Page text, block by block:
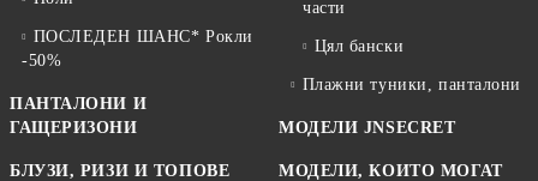
ПОСЛЕДЕН ШАНС* Рокли
-50%
ПАНТАЛОНИ И
ГАЩЕРИЗОНИ
БЛУЗИ, РИЗИ И ТОПОВЕ
части
Цял бански
Плажни туники, панталони
МОДЕЛИ JNSECRET
МОДЕЛИ, КОИТО МОГАТ